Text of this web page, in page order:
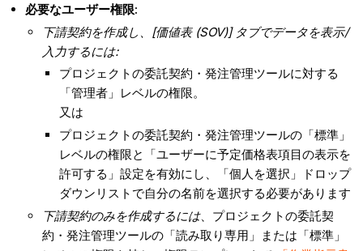
必要なユーザー権限:
下請契約を作成し、[価値表 (SOV)] タブでデータを表示/
入力するには:
プロジェクトの委託契約・発注管理ツールに対する
「管理者」レベルの権限。
又は
プロジェクトの委託契約・発注管理ツールの「標準」
レベルの権限と「ユーザーに予定価格表項目の表示を
許可する」設定を有効にし、「個人を選択」ドロップ
ダウンリストで自分の名前を選択する必要があります
下請契約のみを作成するには、プロジェクトの委託契
約・発注管理ツールの「読み取り専用」または「標準」